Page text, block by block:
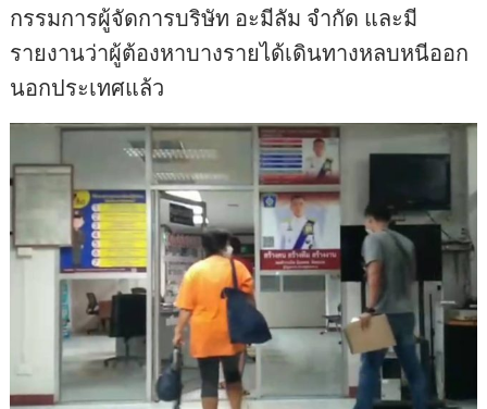
กรรมการผู้จัดการบริษัท อะมีลัม จำกัด และมี
รายงานว่าผู้ต้องหาบางรายได้เดินทางหลบหนีออก
นอกประเทศแล้ว